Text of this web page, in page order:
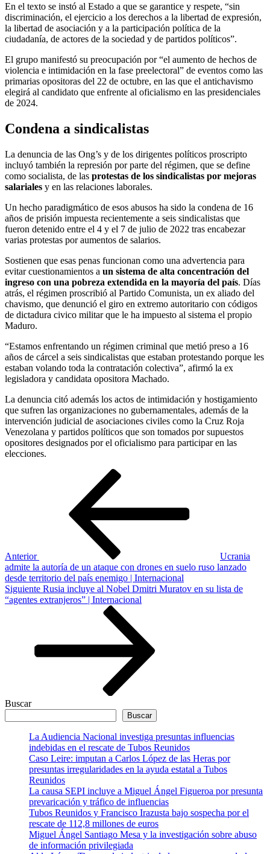
En el texto se instó al Estado a que se garantice y respete, “sin
discriminación, el ejercicio a los derechos a la libertad de expresión,
la libertad de asociación y a la participación política de la
ciudadanía, de actores de la sociedad y de partidos políticos”.
El grupo manifestó su preocupación por “el aumento de hechos de
violencia e intimidación en la fase preelectoral” de eventos como las
primarias opositoras del 22 de octubre, en las que el antichavismo
elegirá al candidato que enfrente al oficialismo en las presidenciales
de 2024.
Condena a sindicalistas
La denuncia de las Ong’s y de los dirigentes políticos proscripto
incluyó también la represión por parte del régimen, que se define
como socialista, de las protestas de los sindicalistas por mejoras
salariales y en las relaciones laborales.
Un hecho paradigmático de esos abusos ha sido la condena de 16
años de prisión impuesta recientemente a seis sindicalistas que
fueron detenido entre el 4 y el 7 de julio de 2022 tras encabezar
varias protestas por aumentos de salarios.
Sostienen que esas penas funcionan como una advertencia para
evitar cuestionamientos a un sistema de alta concentración del
ingreso con una pobreza extendida en la mayoría del país. Días
atrás, el régimen proscribió al Partido Comunista, un ex aliado del
chavismo, que denunció el giro en extremo autoritario con códigos
de dictadura civico militar que le ha impuesto al sistema el propio
Maduro.
“Estamos enfrentando un régimen criminal que metió preso a 16
años de cárcel a seis sindicalistas que estaban protestando porque les
estaban volando toda la contratación colectiva”, afirmó la ex
legisladora y candidata opositora Machado.
La denuncia citó además los actos de intimidación y hostigamiento
que sufren las organizaciones no gubernamentales, además de la
intervención judicial de asociaciones civiles como la Cruz Roja
Venezolana y partidos políticos que son tomados por supuestos
opositores designados por el oficialismo para participar en las
elecciones.
Anterior
Ucrania
admite la autoría de un ataque con drones en suelo ruso lanzado
desde territorio del país enemigo | Internacional
Siguiente
entrada
Siguiente Rusia incluye al Nobel Dmitri Muratov en su lista de
“agentes extranjeros” | Internacional
Buscar
Buscar
La Audiencia Nacional investiga presuntas influencias
indebidas en el rescate de Tubos Reunidos
Caso Leire: imputan a Carlos López de las Heras por
presuntas irregularidades en la ayuda estatal a Tubos
Reunidos
La causa SEPI incluye a Miguel Ángel Figueroa por presunta
prevaricación y tráfico de influencias
Tubos Reunidos y Francisco Irazusta bajo sospecha por el
rescate de 112,8 millones de euros
Miguel Ángel Santiago Mesa y la investigación sobre abuso
de información privilegiada